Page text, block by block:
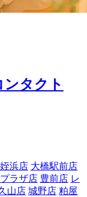
タクト
浜店 大橋駅前店
ラザ店 豊前店 レ
山店 城野店 粕屋